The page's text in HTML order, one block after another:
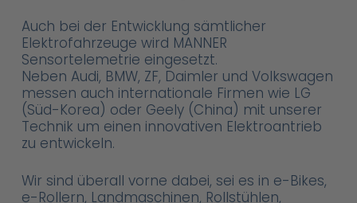
Auch bei der Entwicklung sämtlicher
Elektrofahrzeuge wird MANNER
Sensortelemetrie eingesetzt.
Neben Audi, BMW, ZF, Daimler und Volkswagen
messen auch internationale Firmen wie LG
(Süd-Korea) oder Geely (China) mit unserer
Technik um einen innovativen Elektroantrieb
zu entwickeln.
Wir sind überall vorne dabei, sei es in e-Bikes,
e-Rollern, Landmaschinen, Rollstühlen,